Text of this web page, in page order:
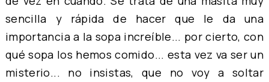
sencilla y rápida de hacer que le da una
importancia a la sopa increíble... por cierto, con
qué sopa los hemos comido... esta vez va ser un
misterio... no insistas, que no voy a soltar